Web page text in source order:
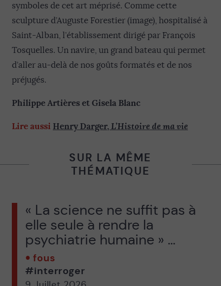
symboles de cet art méprisé. Comme cette
sculpture d’Auguste Forestier (image), hospitalisé à
Saint-Alban, l’établissement dirigé par François
Tosquelles. Un navire, un grand bateau qui permet
d’aller au-delà de nos goûts formatés et de nos
préjugés.
Philippe Artières et Gisela Blanc
Lire aussi Henry Darger,L’Histoire de ma vie
SUR LA MÊME
THÉMATIQUE
« La science ne suffit pas à
elle seule à rendre la
psychiatrie humaine » …
fous
#interroger